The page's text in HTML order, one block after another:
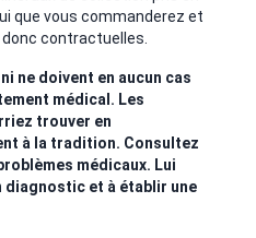
que vous commanderez et
contractuelles.
ne doivent en aucun cas
médical. Les
trouver en
à la tradition. Consultez
médicaux. Lui
diagnostic et à établir une